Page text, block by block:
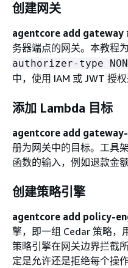
创建网关
agentcore add gateway
务器端点的网关。本教程
authorizer-type
中，使用 IAM 或 JWT 授权
添加 Lambda 目标
agentcore add
册为网关中的目标。工具
函数的输入，例如退款金额
创建策略引擎
agentcore add policy-
擎，即一组 Cedar 策略，
策略引擎在网关边界拦截
定是允许还是拒绝每个操